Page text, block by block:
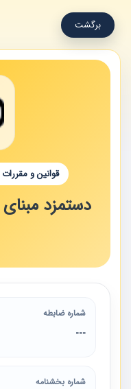
برگشت
قوانین و
دستمزد
شماره ضابطه
---
شماره بخشنامه